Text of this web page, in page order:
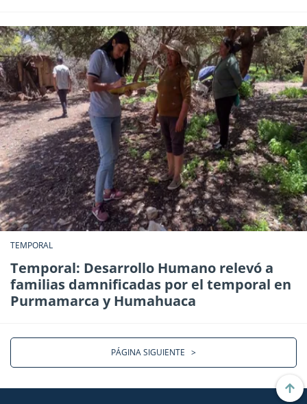
TEMPORAL
Temporal: Desarrollo Humano relevó a
familias damnificadas por el temporal en
Purmamarca y Humahuaca
PÁGINA SIGUIENTE >